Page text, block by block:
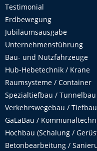
Testimonial
Erdbewegung
Jubiläumsausgabe
Unternehmensführung
Bau- und Nutzfahrzeuge
Hub-Hebetechnik / Krane
Raumsysteme / Container
Spezialtiefbau / Tunnelbau
Verkehrswegebau / Tiefbau
GaLaBau /
Hochbau (Schalung /
Betonbearbeitung /